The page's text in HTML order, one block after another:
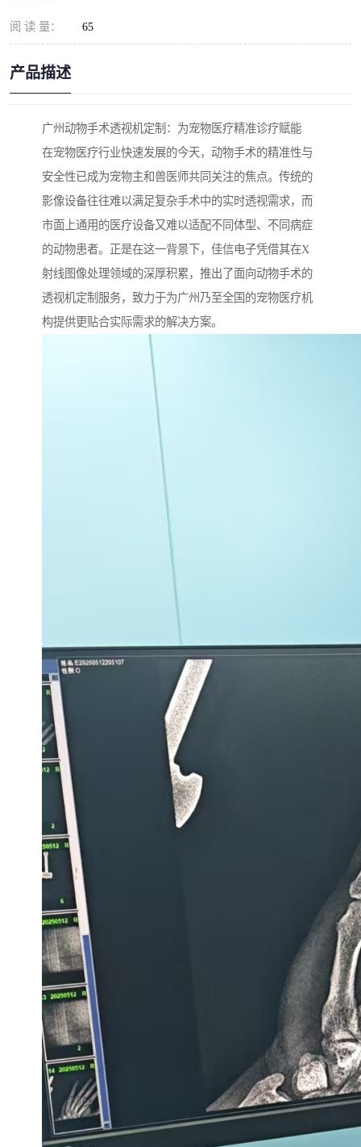
阅 读 量： 65
产品描述
广州动物手术透视机定制：为宠物医疗精准诊疗赋能
在宠物医疗行业快速发展的今天，动物手术的精准性与
安全性已成为宠物主和兽医师共同关注的焦点。传统的
影像设备往往难以满足复杂手术中的实时透视需求，而
市面上通用的医疗设备又难以适配不同体型、不同病症
的动物患者。正是在这一背景下，佳信电子凭借其在X
射线图像处理领域的深厚积累，推出了面向动物手术的
透视机定制服务，致力于为广州乃至全国的宠物医疗机
构提供更贴合实际需求的解决方案。